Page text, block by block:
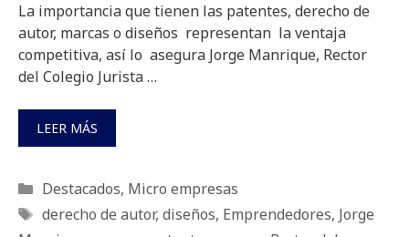
La importancia que tienen las patentes, derecho de
autor, marcas o diseños representan la ventaja
competitiva, así lo asegura Jorge Manrique, Rector
del Colegio Jurista …
LEER MÁS
Categorías
Destacados, Micro empresas
Etiquetas
derecho de autor, diseños, Emprendedores, Jorge